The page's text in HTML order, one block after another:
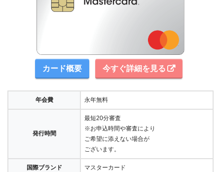
カード概要 今すぐ詳細を見る
年会費 永年無料
発行時間
最短20分審査
※お申込時間や審査により
ご希望に添えない場合が
ございます。
国際ブランド マスターカード